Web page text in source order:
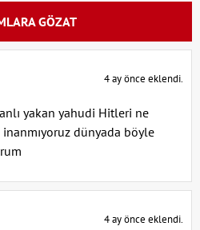
GÖZAT
4 ay önce eklendi.
yakan yahudi Hitleri ne
dünyada böyle
4 ay önce eklendi.